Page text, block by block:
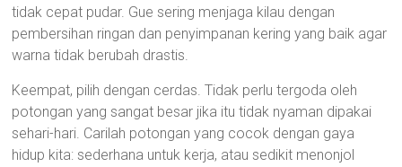
tidak cepat pudar. Gue sering menjaga kilau dengan
pembersihan ringan dan penyimpanan kering yang baik agar
warna tidak berubah drastis.
Keempat, pilih dengan cerdas. Tidak perlu tergoda oleh
potongan yang sangat besar jika itu tidak nyaman dipakai
sehari-hari. Carilah potongan yang cocok dengan gaya
hidup kita: sederhana untuk kerja, atau sedikit menonjol